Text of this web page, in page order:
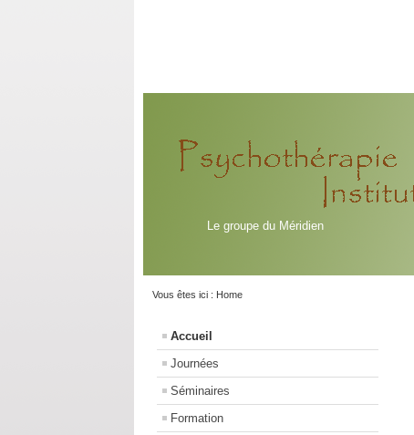
Le groupe du Méridien
Vous êtes ici : Home
Accueil
Journées
Séminaires
Formation